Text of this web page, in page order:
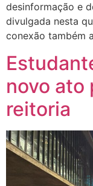
desinformação e
divulgada nesta
conexão também
novo ato
reitoria